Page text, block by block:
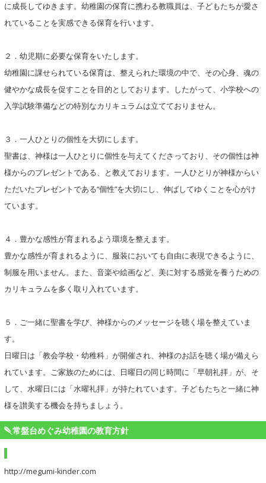
に成長してゆきます。幼稚園の保育に携わる教職員は、子どもたちが愛さ
れていることを実感できる保育を行います。
２．幼児期に必要な保育をいたします。
幼稚園に課せられている保育は、整えられた環境の中で、その心身、魂の
健やかな成長を促すことを目的としております。したがって、小学校への
入学試験準備などの特別なカリキュラムは立てておりません。
３．一人ひとりの個性を大切にします。
聖書は、神様は一人ひとりに個性を与えてくださっており、その個性は神
様からのプレゼントである、と教えております。一人ひとりが神様からい
ただいたプレゼントである“個性”を大切にし、伸ばしてゆくことを心がけ
ています。
４．豊かな感性が育まれるよう環境を整えます。
豊かな感性が育まれるように、服装においても自由に表現できるように、
制服を用いません。また、音楽や絵画など、美に対する感覚を養うための
カリキュラムを多く取り入れています。
５．ご一緒に聖書を学び、神様からのメッセージを聴く場を整えていま
す。
日曜日は「教会学校・幼稚科」が開催され、神様のお話を聴く場が備えら
れています。ご家族のためには、日曜日の同じ時間に「早朝礼拝」が、そ
して、水曜日には「水曜礼拝」が持たれています。子どもたちと一緒に神
様を讃美する機会を持ちましょう。
常盤台めぐみ幼稚園の教育方針
http://megumi-kinder.com